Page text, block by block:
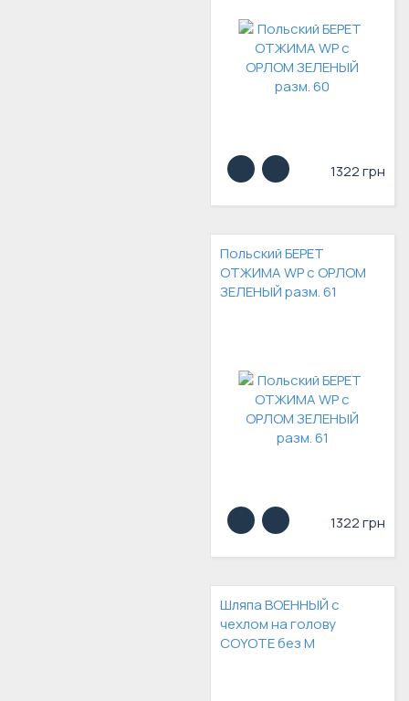
1322 грн
Польский БЕРЕТ
ОТЖИМА WP с ОРЛОМ
ЗЕЛЕНЫЙ разм. 61
1322 грн
Шляпа ВОЕННЫЙ с
чехлом на голову
COYOTE без М